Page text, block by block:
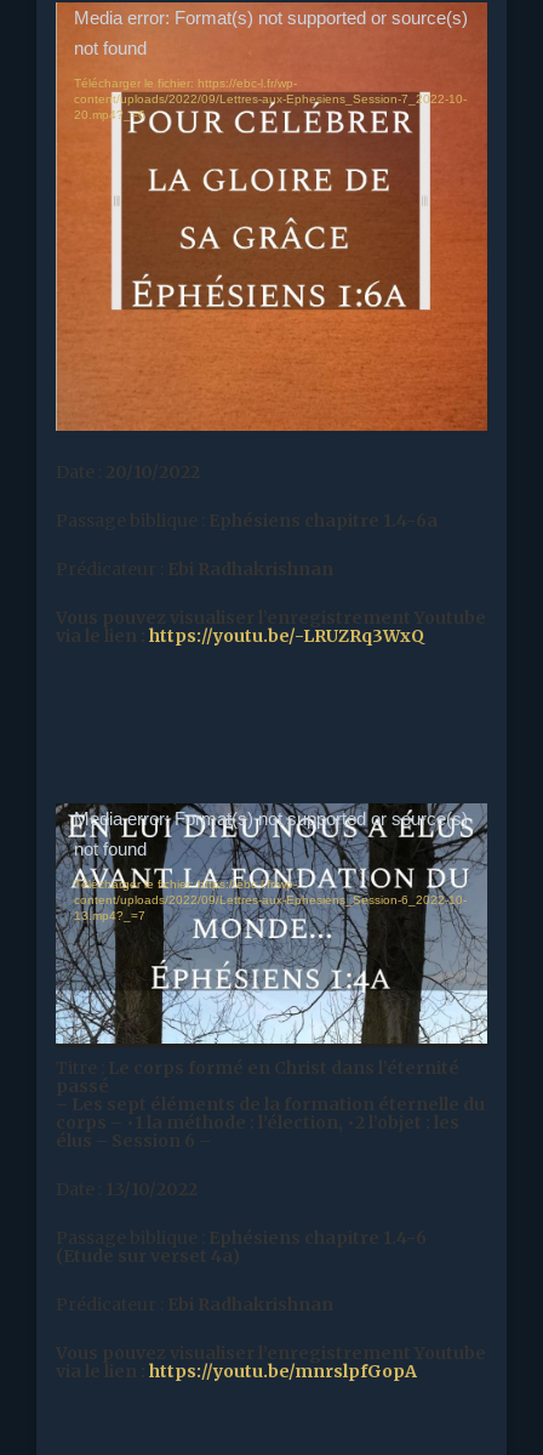
Lecteur
vidéo
Media error: Format(s) not supported or source(s)
not found
Télécharger le fichier: https://ebc-l.fr/wp-
content/uploads/2022/09/Lettres-aux-Ephesiens_Session-7_2022-10-
20.mp4?_=6
– Les sept éléments de la formation éternelle du
corps – •3 le moment (l’éternité passée, la
prescience divine et la responsabilité présente)
•4 l’intention divine (la sainteté et pour être
irréprochable)
•5 le motif (l’amour)
•6 le résultat
(adoption)
•7 la raison (la gloire de sa grâce)
Session 7 –
Date : 20/10/2022
Passage biblique : Ephésiens chapitre 1.4-6a
Prédicateur : Ebi Radhakrishnan
Vous pouvez visualiser l’enregistrement Youtube
via le lien
https://youtu.be/-LRUZRq3WxQ
Lecteur
vidéo
Media error: Format(s) not supported or source(s)
not found
Télécharger le fichier: https://ebc-l.fr/wp-
content/uploads/2022/09/Lettres-aux-Ephesiens_Session-6_2022-10-
13.mp4?_=7
Titre :
Le corps formé en Christ dans l’éternité
passé
– Les sept éléments de la formation éternelle du
corps – •1 la méthode : l’élection, •2 l’objet : les
élus
Session 6 –
Date : 13/10/2022
Passage biblique :
Ephésiens chapitre 1.4-6
(Etude sur verset 4a)
Prédicateur : Ebi Radhakrishnan
Vous pouvez visualiser l’enregistrement Youtube
via le lien
https://youtu.be/mnrslpfGopA